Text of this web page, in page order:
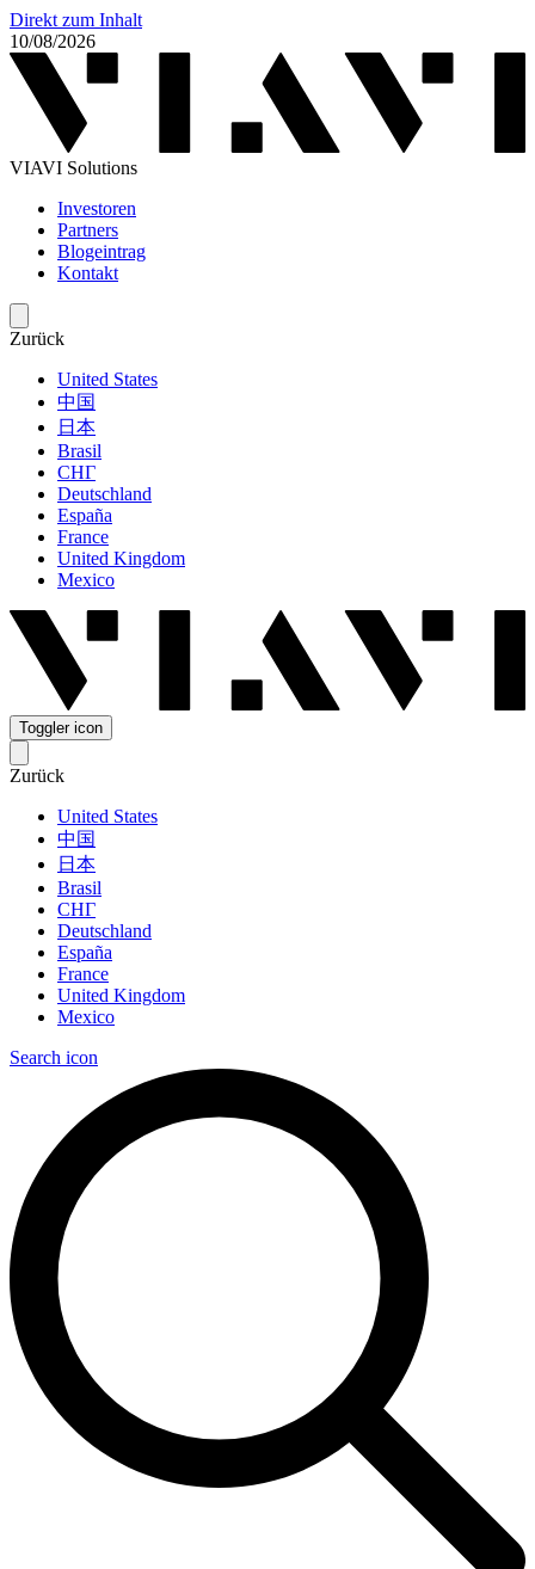
Direkt zum Inhalt
10/08/2026
VIAVI Solutions
Investoren
Partners
Blogeintrag
Kontakt
Zurück
United States
中国
日本
Brasil
СНГ
Deutschland
España
France
United Kingdom
Mexico
Toggler icon
Zurück
United States
中国
日本
Brasil
СНГ
Deutschland
España
France
United Kingdom
Mexico
Search icon